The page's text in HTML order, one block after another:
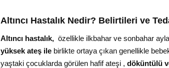
Altıncı Hastalık Nedir? Belirtileri ve
Altıncı hastalık, özellikle ilkbahar ve sonbahar
yüksek ateş ilebirlikte ortaya çıkan genellikle
yaştaki çocuklarda görülen hafif ateşi , döküntülü